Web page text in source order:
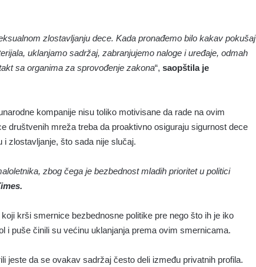
zlostavljanju dece. Kada pronađemo bilo kakav pokušaj
uklanjamo sadržaj, zabranjujemo naloge i uređaje, odmah
sa organima za sprovođenje zakona“, saopštila je
kompanije nisu toliko motivisane da rade na ovim
društvenih mreža treba da proaktivno osiguraju sigurnost dece
zlostavljanje, što sada nije slučaj.
zbog čega je bezbednost mladih prioritet u politici
krši smernice bezbednosne politike pre nego što ih je iko
i puše činili su većinu uklanjanja prema ovim smernicama.
jeste da se ovakav sadržaj često deli između privatnih profila.